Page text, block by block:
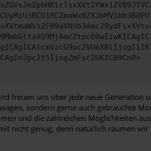
freuen uns über jede neue Generation
sondern gerne auch gebrauchte
und die zahlreichen Möglichkeiten
nicht genug, denn natürlich räumen